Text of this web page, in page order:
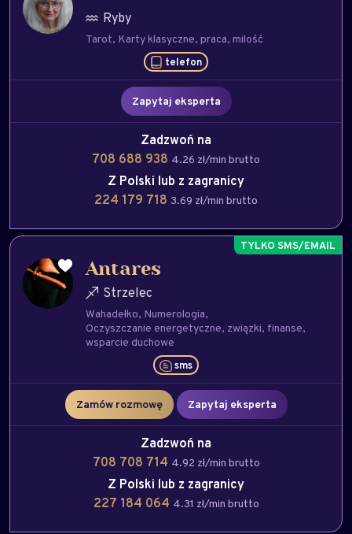
Ryby
Tarot Karty klasyczne praca milość
telefon
Zapytaj eksperta
Zadzwoń na
708 688 938 4.26 zł/min brutto
Z Polski lub z zagranicy
224 179 718 3.69 zł/min brutto
Antares
Strzelec
Wahadełko Numerologia
Oczyszczanie energetyczne związki finanse
wsparcie duchowe
sms
Zamów rozmowę Zapytaj eksperta
Zadzwoń na
708 708 714 4.92 zł/min brutto
Z Polski lub z zagranicy
227 184 064 4.31 zł/min brutto